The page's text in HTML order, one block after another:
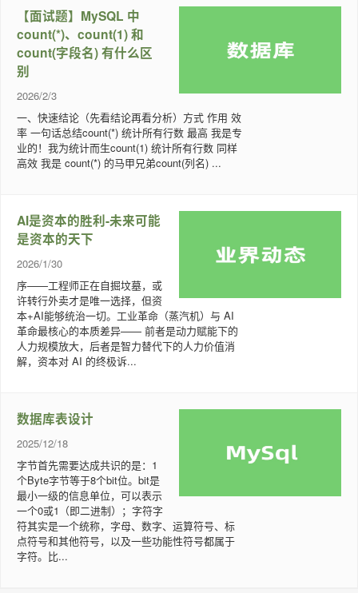
【面试题】MySQL 中
count(*)、count(1) 和
count(字段名) 有什么区
别
2026/2/3
一、快速结论（先看结论再看分析）方式 作用 效
率 一句话总结count(*) 统计所有行数 最高 我是专
业的！我为统计而生count(1) 统计所有行数 同样
高效 我是 count(*) 的马甲兄弟count(列名) ...
AI是资本的胜利-未来可能
是资本的天下
2026/1/30
序——工程师正在自掘坟墓，或
许转行外卖才是唯一选择，但资
本+AI能够统治一切。工业革命（蒸汽机）与 AI
革命最核心的本质差异—— 前者是动力赋能下的
人力规模放大，后者是智力替代下的人力价值消
解，资本对 AI 的终极诉...
数据库表设计
2025/12/18
字节首先需要达成共识的是：1
个Byte字节等于8个bit位。bit是
最小一级的信息单位，可以表示
一个0或1（即二进制）；字符字
符其实是一个统称，字母、数字、运算符号、标
点符号和其他符号，以及一些功能性符号都属于
字符。比...